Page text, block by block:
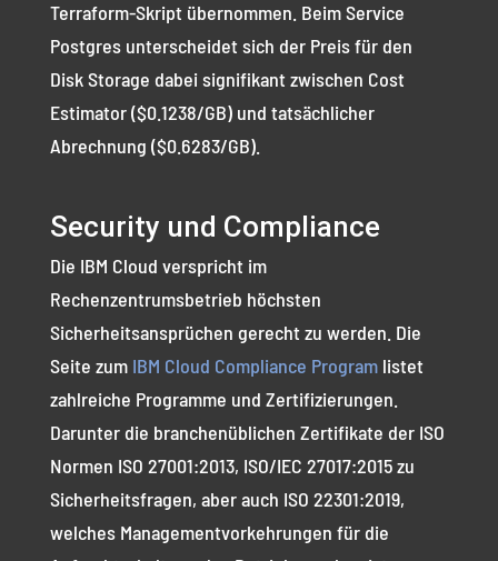
Terraform-Skript übernommen. Beim Service
Postgres unterscheidet sich der Preis für den
Disk Storage dabei signifikant zwischen Cost
Estimator ($0.1238/GB) und tatsächlicher
Abrechnung ($0.6283/GB).
Security und Compliance
Die IBM Cloud verspricht im
Rechenzentrumsbetrieb höchsten
Sicherheitsansprüchen gerecht zu werden. Die
Seite zum IBM Cloud Compliance Programlistet
zahlreiche Programme und Zertifizierungen.
Darunter die branchenüblichen Zertifikate der ISO
Normen ISO 27001:2013, ISO/IEC 27017:2015 zu
Sicherheitsfragen, aber auch ISO 22301:2019,
welches Managementvorkehrungen für die